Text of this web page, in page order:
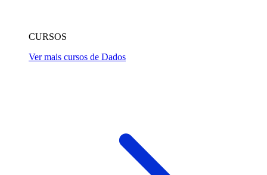
CURSOS
Ver mais cursos de Dados